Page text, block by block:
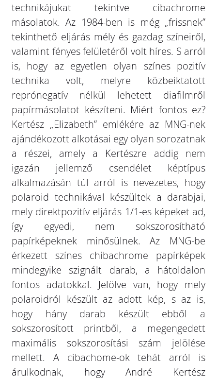
technikájukat tekintve cibachrome
másolatok. Az 1984-ben is még „frissnek”
tekinthető eljárás mély és gazdag színeiről,
valamint fényes felületéről volt híres. S arról
is, hogy az egyetlen olyan színes pozitív
technika volt, melyre közbeiktatott
reprónegatív nélkül lehetett diafilmről
papírmásolatot készíteni. Miért fontos ez?
Kertész „Elizabeth” emlékére az MNG-nek
ajándékozott alkotásai egy olyan sorozatnak
a részei, amely a Kertészre addig nem
igazán jellemző csendélet képtípus
alkalmazásán túl arról is nevezetes, hogy
polaroid technikával készültek a darabjai,
mely direktpozitív eljárás 1/1-es képeket ad,
így egyedi, nem sokszorosítható
papírképeknek minősülnek. Az MNG-be
érkezett színes chibachrome papírképek
mindegyike szignált darab, a hátoldalon
fontos adatokkal. Jelölve van, hogy mely
polaroidról készült az adott kép, s az is,
hogy hány darab készült ebből a
sokszorosított printből, a megengedett
maximális sokszorosítási szám jelölése
mellett. A cibachome-ok tehát arról is
árulkodnak, hogy André Kertész